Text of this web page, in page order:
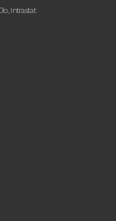
Intrastat